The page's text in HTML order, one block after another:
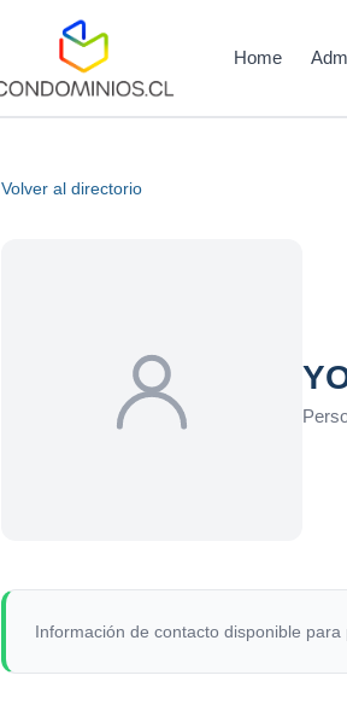
Home
Volver al directorio
Información de contacto disponible